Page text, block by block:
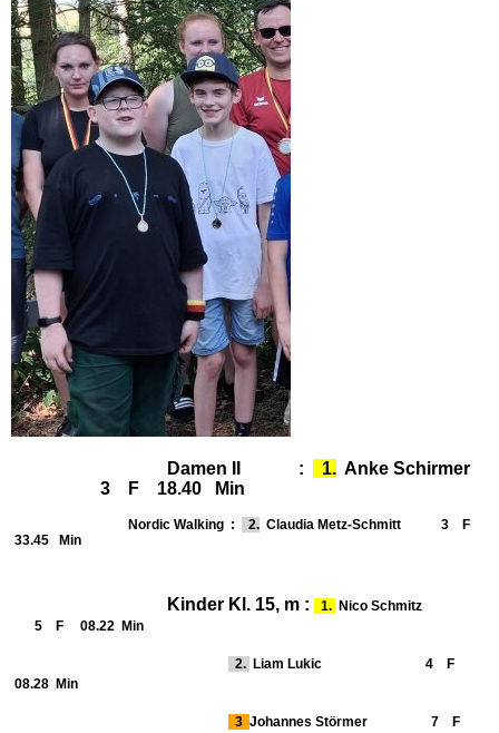
Damen II : 1. Anke Schirmer
3 F 18.40 Min
Nordic Walking : 2. Claudia Metz-Schmitt 3 F
33.45 Min
Kinder Kl. 15, m : 1. Nico Schmitz
5 F 08.22 Min
2. Liam Lukic 4 F
08.28 Min
3 Johannes Störmer 7 F